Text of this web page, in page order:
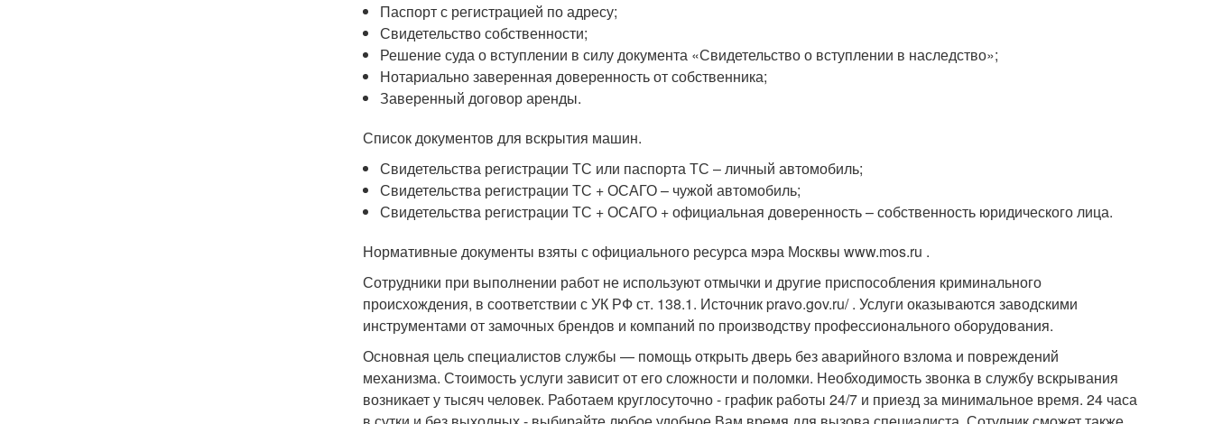
Паспорт с регистрацией по адресу;
Свидетельство собственности;
Решение суда о вступлении в силу документа «Свидетельство о вступлении в наследство»;
Нотариально заверенная доверенность от собственника;
Заверенный договор аренды.
Список документов для вскрытия машин.
Свидетельства регистрации ТС или паспорта ТС – личный автомобиль;
Свидетельства регистрации ТС + ОСАГО – чужой автомобиль;
Свидетельства регистрации ТС + ОСАГО + официальная доверенность – собственность юридического лица.
Нормативные документы взяты с официального ресурса мэра Москвы www.mos.ru .
Сотрудники при выполнении работ не используют отмычки и другие приспособления криминального
происхождения, в соответствии с УК РФ ст. 138.1. Источник pravo.gov.ru/ . Услуги оказываются заводскими
инструментами от замочных брендов и компаний по производству профессионального оборудования.
Основная цель специалистов службы — помощь открыть дверь без аварийного взлома и повреждений
механизма. Стоимость услуги зависит от его сложности и поломки. Необходимость звонка в службу вскрывания
возникает у тысяч человек. Работаем круглосуточно - график работы 24/7 и приезд за минимальное время. 24 часа